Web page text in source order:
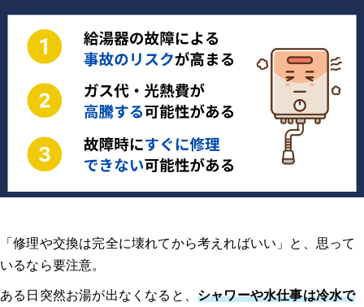
「修理や交換は完全に壊れてから考えればいい」と、思って
いるなら要注意。
ある日突然お湯が出なくなると、 シャワーや水仕事は冷水で